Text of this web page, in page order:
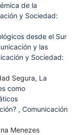
de la
y Sociedad:
desde el Sur
y las
y Sociedad:
Segura, La
como
, Comunicación
Menezes